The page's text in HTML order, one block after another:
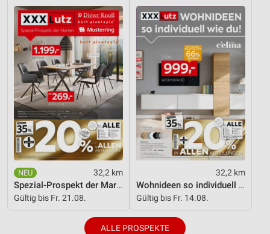
32,2 km
Spezial-Prospekt der Marken
Gültig bis Fr. 21.08.
32,2 km
Wohnideen so individuell wie du!
Gültig bis Fr. 14.08.
ALLE PROSPEKTE